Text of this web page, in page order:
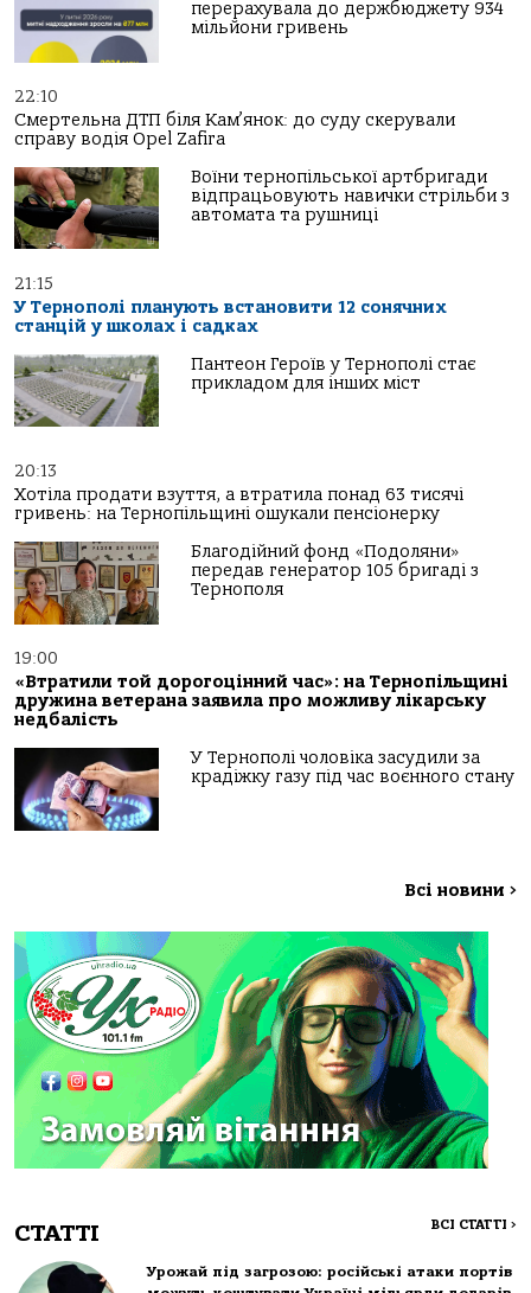
перерахувала до держбюджету 934
мільйони гривень
22:10
Смертельна ДТП біля Кам’янок: до суду скерували
справу водія Opel Zafira
Воїни тернопільської артбригади
відпрацьовують навички стрільби з
автомата та рушниці
21:15
У Тернополі планують встановити 12 сонячних
станцій у школах і садках
Пантеон Героїв у Тернополі стає
прикладом для інших міст
20:13
Хотіла продати взуття, а втратила понад 63 тисячі
гривень: на Тернопільщині ошукали пенсіонерку
Благодійний фонд «Подоляни»
передав генератор 105 бригаді з
Тернополя
19:00
«Втратили той дорогоцінний час»: на Тернопільщині
дружина ветерана заявила про можливу лікарську
недбалість
У Тернополі чоловіка засудили за
крадіжку газу під час воєнного стану
Всі новини >
СТАТТІ ВСІ СТАТТІ >
Урожай під загрозою: російські атаки портів